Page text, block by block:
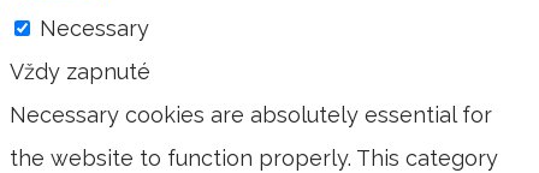
Necessary
Vždy zapnuté
Necessary cookies are absolutely essential for
the website to function properly. This category